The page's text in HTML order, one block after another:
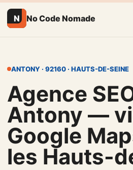
N No Code Nomade
ANTONY · 92160 · HAUTS-DE-SEINE
Agence
Antony —
Google
les Hauts-